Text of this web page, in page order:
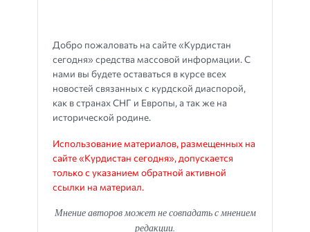
Добро пожаловать на сайте «Курдистан
сегодня» средства массовой информации. С
нами вы будете оставаться в курсе всех
новостей связанных с курдской диаспорой,
как в странах СНГ и Европы, а так же на
исторической родине.
Использование материалов, размещенных на
сайте «Курдистан сегодня», допускается
только с указанием обратной активной
ссылки на материал.
Мнение авторов может не совпадать с мнением
редакции.